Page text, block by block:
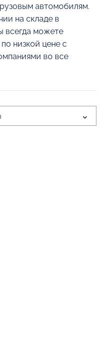
автомобилям.
на складе в
всегда можете
низкой цене с
во все